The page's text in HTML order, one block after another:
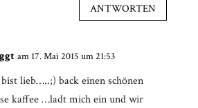
ANTWORTEN
am 17. Mai 2015 um 21:53
lieb…..;) back einen schönen
kaffee …ladt mich ein und wir